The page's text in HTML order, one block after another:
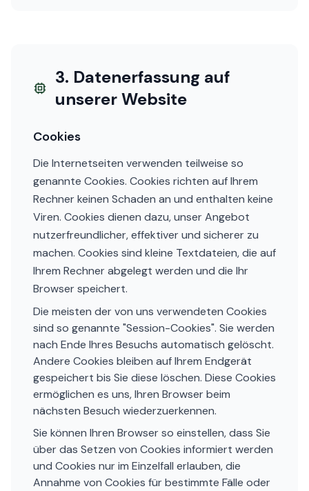
3. Datenerfassung auf
unserer Website
Cookies
Die Internetseiten verwenden teilweise so
genannte Cookies. Cookies richten auf Ihrem
Rechner keinen Schaden an und enthalten keine
Viren. Cookies dienen dazu, unser Angebot
nutzerfreundlicher, effektiver und sicherer zu
machen. Cookies sind kleine Textdateien, die auf
Ihrem Rechner abgelegt werden und die Ihr
Browser speichert.
Die meisten der von uns verwendeten Cookies
sind so genannte "Session-Cookies". Sie werden
nach Ende Ihres Besuchs automatisch gelöscht.
Andere Cookies bleiben auf Ihrem Endgerät
gespeichert bis Sie diese löschen. Diese Cookies
ermöglichen es uns, Ihren Browser beim
nächsten Besuch wiederzuerkennen.
Sie können Ihren Browser so einstellen, dass Sie
über das Setzen von Cookies informiert werden
und Cookies nur im Einzelfall erlauben, die
Annahme von Cookies für bestimmte Fälle oder